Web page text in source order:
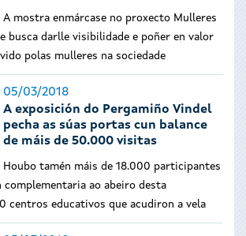
A mostra enmárcase no proxecto Mulleres
busca darlle visibilidade e poñer en valor
polas mulleres na sociedade
05/03/2018
A exposición do Pergamiño Vindel
pecha as súas portas cun balance
de máis de 50.000 visitas
Houbo tamén máis de 18.000 participantes
complementaria ao abeiro desta
centros educativos que acudiron a vela